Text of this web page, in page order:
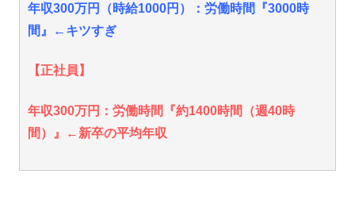
年収300万円（時給1000円）：労働時間『3000時
間』←キツすぎ
【正社員】
年収300万円：労働時間『約1400時間（週40時
間）』←新卒の平均年収